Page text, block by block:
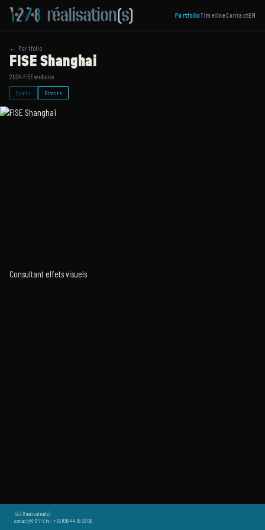
PortfolioTimelineContactEN
← Portfolio
FISE Shanghai
2024·FISE website
Sports Directs
Consultant effets visuels
1·2·7·8 réalisation(s)
contact@1-2-7-8.tv · +33 (0)6 44 66 33 00